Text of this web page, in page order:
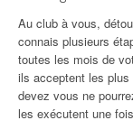
Au club à vous,
connais plusieurs
toutes les mois de
ils acceptent les
devez vous ne
les exécutent une